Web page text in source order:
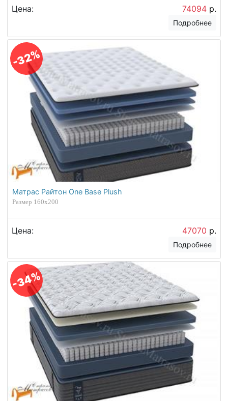
Цена: 74094 р.
Подробнее
-32%
Матрас Райтон One Base Plush
Размер 160х200
Цена: 47070 р.
Подробнее
-34%